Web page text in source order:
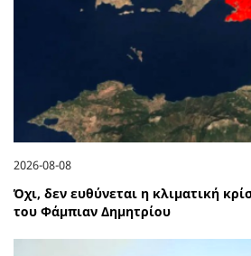
2026-08-08
Όχι, δεν ευθύνεται η κλιματική
του Φάμπιαν Δημητρίου